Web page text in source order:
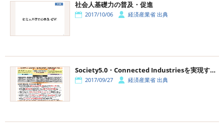
社会人基礎力の普及・促進
2017/10/06 経済産業省 出典
Society5.0・Connected Industriesを実現する「新産業構造ビジョン」
2017/09/27 経済産業省 出典